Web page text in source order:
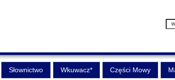
Słownictwo Wkuwacz* Części Mowy